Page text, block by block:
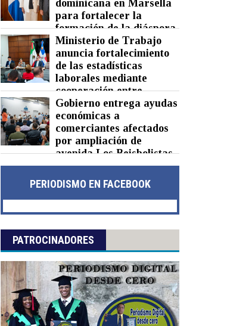
dominicana en Marsella
para fortalecer la
formación de la diáspora
Posted on 05 Aug 2026 - 0 Comments
Ministerio de Trabajo
anuncia fortalecimiento
de las estadísticas
laborales mediante
cooperación entre
República Dominicana y México
Posted on 05 Aug 2026 - 0 Comments
Gobierno entrega ayudas
económicas a
comerciantes afectados
por ampliación de
avenida Los Beisbolistas
en Manoguayabo
Posted on 04 Aug 2026 - 0 Comments
PERIODISMO EN FACEBOOK
PATROCINADORES